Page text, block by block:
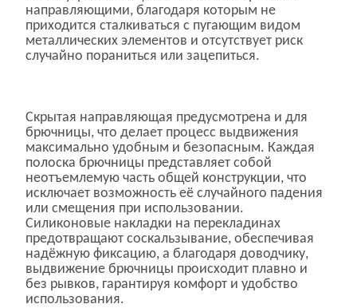
направляющими, благодаря которым не
приходится сталкиваться с пугающим видом
металлических элементов и отсутствует риск
случайно пораниться или зацепиться.
Скрытая направляющая предусмотрена и для
брючницы, что делает процесс выдвижения
максимально удобным и безопасным. Каждая
полоска брючницы представляет собой
неотъемлемую часть общей конструкции, что
исключает возможность её случайного падения
или смещения при использовании.
Силиконовые накладки на перекладинах
предотвращают соскальзывание, обеспечивая
надёжную фиксацию, а благодаря доводчику,
выдвижение брючницы происходит плавно и
без рывков, гарантируя комфорт и удобство
использования.